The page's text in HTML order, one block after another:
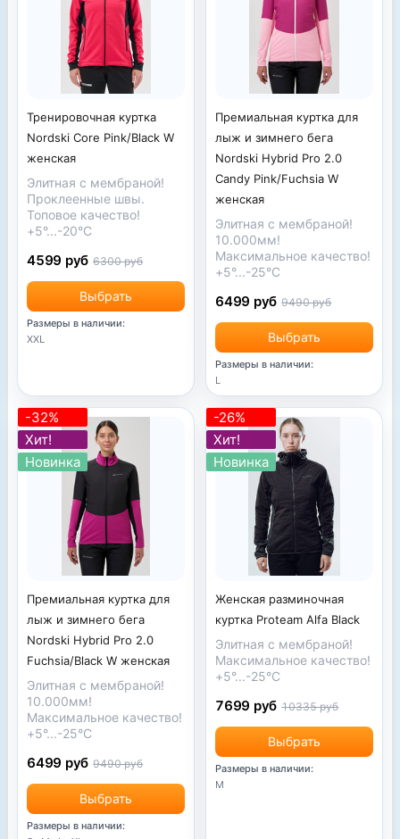
Тренировочная куртка
Nordski Core Pink/Black W
женская
Элитная с мембраной!
Проклеенные швы.
Топовое качество!
+5°...-20°С
Выбрать
4599 руб 6300 руб
Размеры в наличии:
XXL
Премиальная куртка для
лыж и зимнего бега
Nordski Hybrid Pro 2.0
Candy Pink/Fuchsia W
женская
Элитная с мембраной!
10.000мм!
Максимальное качество!
+5°...-25°С
Выбрать
6499 руб 9490 руб
Размеры в наличии:
L
-32%
Хит!
Новинка
Премиальная куртка для
лыж и зимнего бега
Nordski Hybrid Pro 2.0
Fuchsia/Black W женская
Элитная с мембраной!
10.000мм!
Максимальное качество!
+5°...-25°С
Выбрать
6499 руб 9490 руб
Размеры в наличии:
-26%
Хит!
Новинка
Женская разминочная
куртка Proteam Alfa Black
Элитная с мембраной!
Максимальное качество!
+5°...-25°С
Выбрать
7699 руб 10335 руб
Размеры в наличии:
M